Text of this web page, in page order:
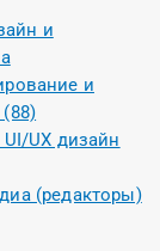
и
и
UX дизайн
(редакторы)